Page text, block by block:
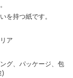
を持つ紙です。
ア
グ、パッケージ、包
)